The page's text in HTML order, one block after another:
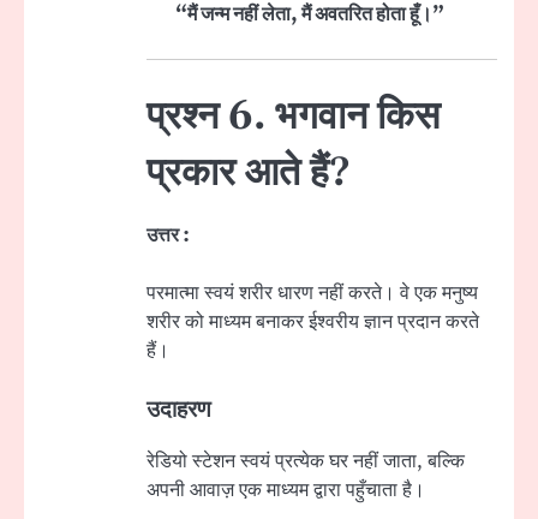
“मैं जन्म नहीं लेता, मैं अवतरित होता हूँ।”
प्रश्न 6. भगवान किस
प्रकार आते हैं?
उत्तर :
परमात्मा स्वयं शरीर धारण नहीं करते। वे एक मनुष्य
शरीर को माध्यम बनाकर ईश्वरीय ज्ञान प्रदान करते
हैं।
उदाहरण
रेडियो स्टेशन स्वयं प्रत्येक घर नहीं जाता, बल्कि
अपनी आवाज़ एक माध्यम द्वारा पहुँचाता है।